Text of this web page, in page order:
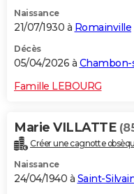
Naissance
21/07/1930 à Romainville
Décès
05/04/2026 à Chambon-
Famille LEBOURG
Marie VILLATTE
Créer une cagnotte
Naissance
24/04/1940 à Saint-